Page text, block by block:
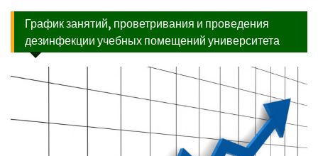
График занятий, проветривания и проведения
дезинфекции учебных помещений университета